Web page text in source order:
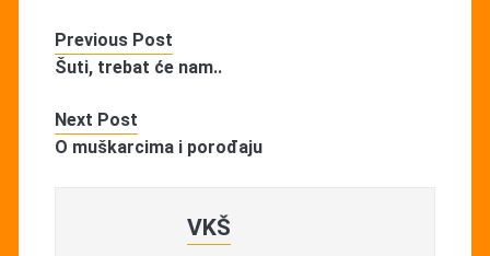
Previous Post
Šuti, trebat će nam..
Next Post
O muškarcima i porođaju
VKŠ